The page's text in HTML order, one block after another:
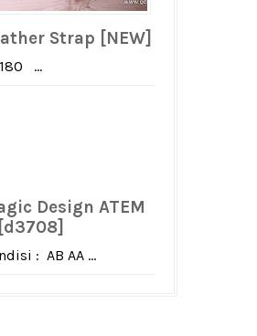
Strap [NEW]
...
Design ATEM
: AB AA ...